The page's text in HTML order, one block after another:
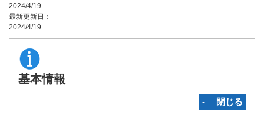
2024/4/19
最新更新日：
2024/4/19
基本情報
‐ 閉じる